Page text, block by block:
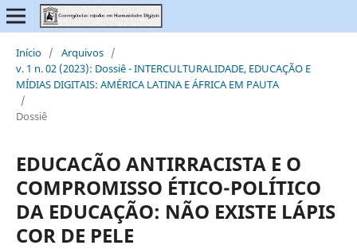
Início / Arquivos /
v. 1 n. 02 (2023): Dossiê - INTERCULTURALIDADE, EDUCAÇÃO E
MÍDIAS DIGITAIS: AMÉRICA LATINA E ÁFRICA EM PAUTA
/
Dossiê
EDUCACÃO ANTIRRACISTA E O
COMPROMISSO ÉTICO-POLÍTICO
DA EDUCAÇÃO: NÃO EXISTE LÁPIS
COR DE PELE